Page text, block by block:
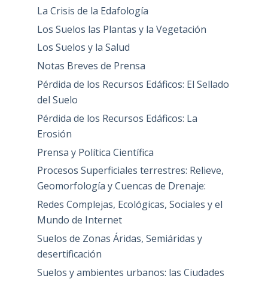
La Crisis de la Edafología
Los Suelos las Plantas y la Vegetación
Los Suelos y la Salud
Notas Breves de Prensa
Pérdida de los Recursos Edáficos: El Sellado
del Suelo
Pérdida de los Recursos Edáficos: La
Erosión
Prensa y Política Científica
Procesos Superficiales terrestres: Relieve,
Geomorfología y Cuencas de Drenaje:
Redes Complejas, Ecológicas, Sociales y el
Mundo de Internet
Suelos de Zonas Áridas, Semiáridas y
desertificación
Suelos y ambientes urbanos: las Ciudades